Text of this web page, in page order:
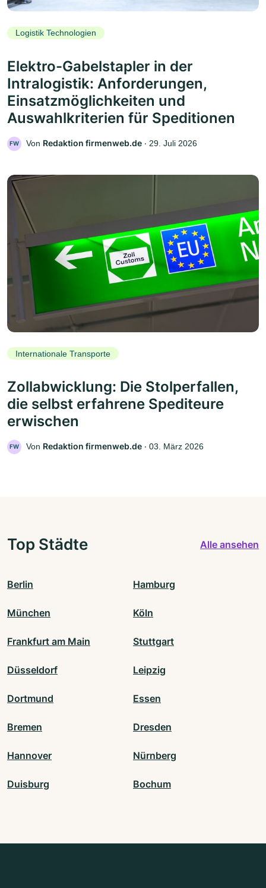
Logistik Technologien
Elektro-Gabelstapler in der
Intralogistik: Anforderungen,
Einsatzmöglichkeiten und
Auswahlkriterien für Speditionen
FW Von Redaktion firmenweb.de ‧ 29. Juli 2026
Internationale Transporte
Zollabwicklung: Die Stolperfallen,
die selbst erfahrene Spediteure
erwischen
FW Von Redaktion firmenweb.de ‧ 03. März 2026
Top Städte Alle ansehen
Berlin Hamburg
München Köln
Frankfurt am Main Stuttgart
Düsseldorf Leipzig
Dortmund Essen
Bremen Dresden
Hannover Nürnberg
Duisburg Bochum